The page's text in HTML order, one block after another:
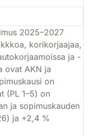
2025–2027
korikorjaajaa,
ja -
ovat AKN ja
on
(PL 1–5) on
ja sopimuskauden
ja +2,4 %